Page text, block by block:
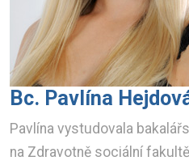
Bc. Pavlína
Pavlína vystudovala
na Zdravotně sociální